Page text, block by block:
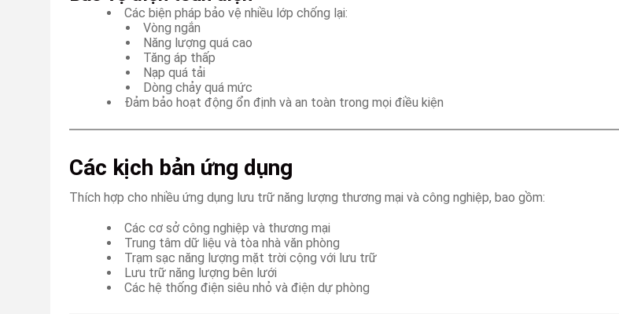
Các biện pháp bảo vệ nhiều lớp chống lại:
Vòng ngắn
Năng lượng quá cao
Tăng áp thấp
Nạp quá tải
Dòng chảy quá mức
Đảm bảo hoạt động ổn định và an toàn trong mọi điều kiện
Các kịch bản ứng dụng
Thích hợp cho nhiều ứng dụng lưu trữ năng lượng thương mại và công nghiệp, bao gồm:
Các cơ sở công nghiệp và thương mại
Trung tâm dữ liệu và tòa nhà văn phòng
Trạm sạc năng lượng mặt trời cộng với lưu trữ
Lưu trữ năng lượng bên lưới
Các hệ thống điện siêu nhỏ và điện dự phòng